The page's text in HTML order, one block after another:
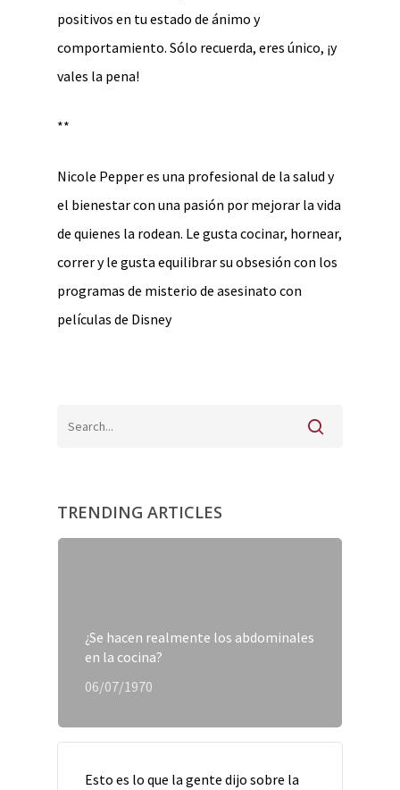
positivos en tu estado de ánimo y
comportamiento. Sólo recuerda, eres único, ¡y
vales la pena!
**
Nicole Pepper es una profesional de la salud y
el bienestar con una pasión por mejorar la vida
de quienes la rodean. Le gusta cocinar, hornear,
correr y le gusta equilibrar su obsesión con los
programas de misterio de asesinato con
películas de Disney
TRENDING ARTICLES
¿Se hacen realmente los abdominales
en la cocina?
06/07/1970
Esto es lo que la gente dijo sobre la